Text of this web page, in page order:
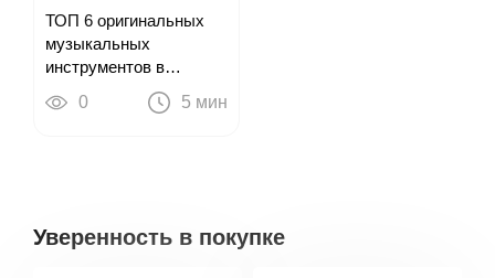
ТОП 6 оригинальных
музыкальных
инструментов в
подарок для парня на
23 февраля
0 5 мин
Уверенность в покупке